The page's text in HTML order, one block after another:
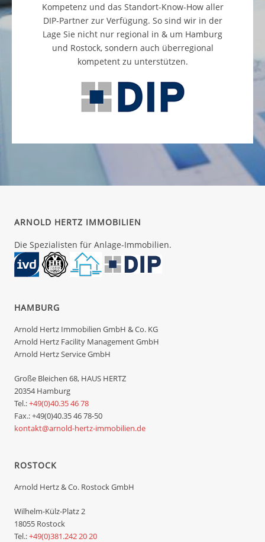
Kompetenz und das Standort-Know-How aller
DIP-Partner zur Verfügung. So sind wir in der
Lage Sie nicht nur regional in & um Hamburg
und Rostock, sondern auch überregional
kompetent zu unterstützen.
ARNOLD HERTZ IMMOBILIEN
Die Spezialisten für Anlage-Immobilien.
HAMBURG
Arnold Hertz Immobilien GmbH & Co. KG
Arnold Hertz Facility Management GmbH
Arnold Hertz Service GmbH
Große Bleichen 68, HAUS HERTZ
20354 Hamburg
Tel.:+49(0)40.35 46 78
Fax.: +49(0)40.35 46 78-50
kontakt@arnold-hertz-immobilien.de
ROSTOCK
Arnold Hertz & Co. Rostock GmbH
Wilhelm-Külz-Platz 2
18055 Rostock
Tel.:+49(0)381.242 20 20